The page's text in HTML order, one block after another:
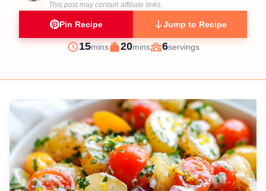
This post may contain affiliate links.
Pin Recipe Jump to Recipe
Prep
15minutes
mins
Cook
20minutes
mins
Servings
6servings